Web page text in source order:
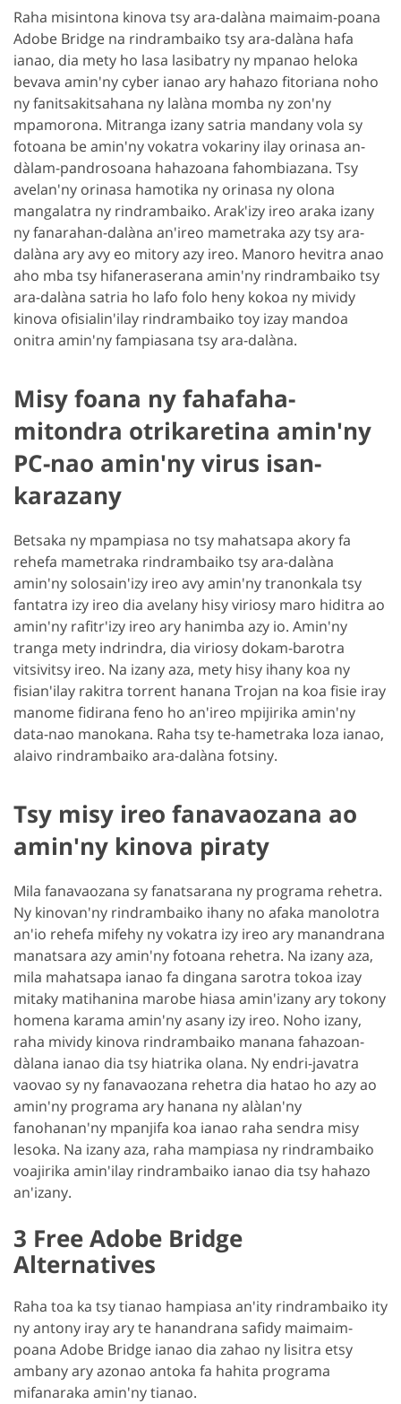
Raha misintona kinova tsy ara-dalàna maimaim-poana
Adobe Bridge na rindrambaiko tsy ara-dalàna hafa
ianao, dia mety ho lasa lasibatry ny mpanao heloka
bevava amin'ny cyber ianao ary hahazo fitoriana noho
ny fanitsakitsahana ny lalàna momba ny zon'ny
mpamorona. Mitranga izany satria mandany vola sy
fotoana be amin'ny vokatra vokariny ilay orinasa an-
dàlam-pandrosoana hahazoana fahombiazana. Tsy
avelan'ny orinasa hamotika ny orinasa ny olona
mangalatra ny rindrambaiko. Arak'izy ireo araka izany
ny fanarahan-dalàna an'ireo mametraka azy tsy ara-
dalàna ary avy eo mitory azy ireo. Manoro hevitra anao
aho mba tsy hifaneraserana amin'ny rindrambaiko tsy
ara-dalàna satria ho lafo folo heny kokoa ny mividy
kinova ofisialin'ilay rindrambaiko toy izay mandoa
onitra amin'ny fampiasana tsy ara-dalàna.
Misy foana ny fahafaha-
mitondra otrikaretina amin'ny
PC-nao amin'ny virus isan-
karazany
Betsaka ny mpampiasa no tsy mahatsapa akory fa
rehefa mametraka rindrambaiko tsy ara-dalàna
amin'ny solosain'izy ireo avy amin'ny tranonkala tsy
fantatra izy ireo dia avelany hisy viriosy maro hiditra ao
amin'ny rafitr'izy ireo ary hanimba azy io. Amin'ny
tranga mety indrindra, dia viriosy dokam-barotra
vitsivitsy ireo. Na izany aza, mety hisy ihany koa ny
fisian'ilay rakitra torrent hanana Trojan na koa fisie iray
manome fidirana feno ho an'ireo mpijirika amin'ny
data-nao manokana. Raha tsy te-hametraka loza ianao,
alaivo rindrambaiko ara-dalàna fotsiny.
Tsy misy ireo fanavaozana ao
amin'ny kinova piraty
Mila fanavaozana sy fanatsarana ny programa rehetra.
Ny kinovan'ny rindrambaiko ihany no afaka manolotra
an'io rehefa mifehy ny vokatra izy ireo ary manandrana
manatsara azy amin'ny fotoana rehetra. Na izany aza,
mila mahatsapa ianao fa dingana sarotra tokoa izay
mitaky matihanina marobe hiasa amin'izany ary tokony
homena karama amin'ny asany izy ireo. Noho izany,
raha mividy kinova rindrambaiko manana fahazoan-
dàlana ianao dia tsy hiatrika olana. Ny endri-javatra
vaovao sy ny fanavaozana rehetra dia hatao ho azy ao
amin'ny programa ary hanana ny alàlan'ny
fanohanan'ny mpanjifa koa ianao raha sendra misy
lesoka. Na izany aza, raha mampiasa ny rindrambaiko
voajirika amin'ilay rindrambaiko ianao dia tsy hahazo
an'izany.
3 Free Adobe Bridge
Alternatives
Raha toa ka tsy tianao hampiasa an'ity rindrambaiko ity
ny antony iray ary te hanandrana safidy maimaim-
poana Adobe Bridge ianao dia zahao ny lisitra etsy
ambany ary azonao antoka fa hahita programa
mifanaraka amin'ny tianao.